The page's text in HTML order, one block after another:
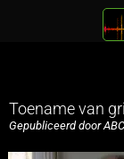
Toename van
Gepubliceerd door